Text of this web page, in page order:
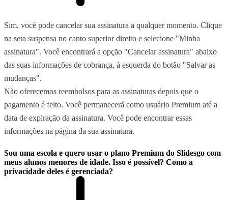
Sim, você pode cancelar sua assinatura a qualquer momento. Clique
na seta suspensa no canto superior direito e selecione "Minha
assinatura". Você encontrará a opção "Cancelar assinatura" abaixo
das suas informações de cobrança, à esquerda do botão "Salvar as
mudanças".
Não oferecemos reembolsos para as assinaturas depois que o
pagamento é feito. Você permanecerá como usuário Premium até a
data de expiração da assinatura. Você pode encontrar essas
informações na página da sua assinatura.
Sou uma escola e quero usar o plano Premium do Slidesgo com
meus alunos menores de idade. Isso é possível? Como a
privacidade deles é gerenciada?